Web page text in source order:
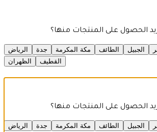
الحصول على المنتجات منها؟
الرياض جدة مكة المكرمة الطائف الجبيل
الظهران
القطيف
الحصول على المنتجات منها؟
الرياض جدة مكة المكرمة الطائف الجبيل